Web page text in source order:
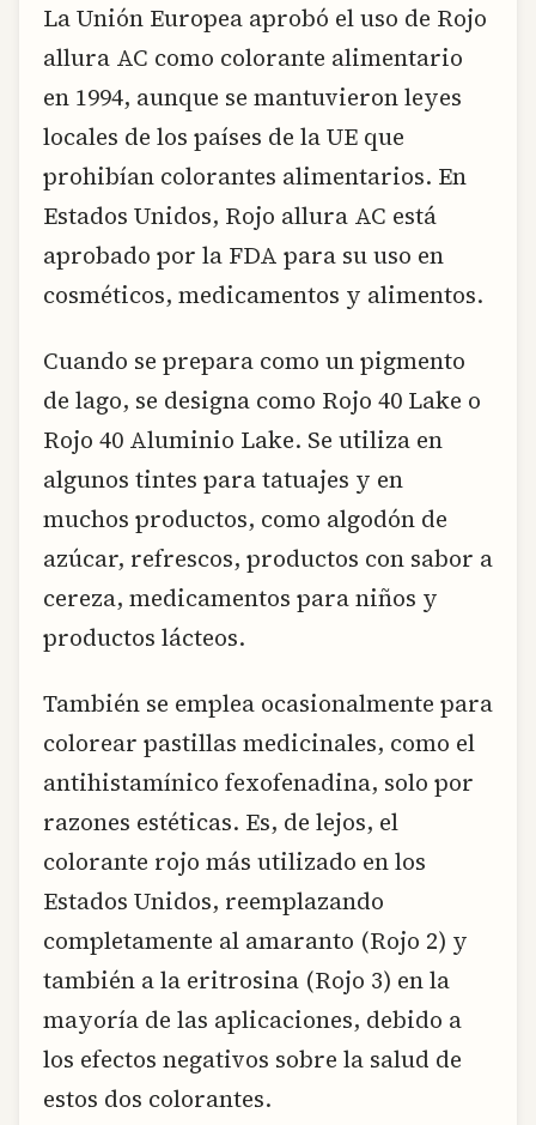
La Unión Europea aprobó el uso de Rojo
allura AC como colorante alimentario
en 1994, aunque se mantuvieron leyes
locales de los países de la UE que
prohibían colorantes alimentarios. En
Estados Unidos, Rojo allura AC está
aprobado por la FDA para su uso en
cosméticos, medicamentos y alimentos.
Cuando se prepara como un pigmento
de lago, se designa como Rojo 40 Lake o
Rojo 40 Aluminio Lake. Se utiliza en
algunos tintes para tatuajes y en
muchos productos, como algodón de
azúcar, refrescos, productos con sabor a
cereza, medicamentos para niños y
productos lácteos.
También se emplea ocasionalmente para
colorear pastillas medicinales, como el
antihistamínico fexofenadina, solo por
razones estéticas. Es, de lejos, el
colorante rojo más utilizado en los
Estados Unidos, reemplazando
completamente al amaranto (Rojo 2) y
también a la eritrosina (Rojo 3) en la
mayoría de las aplicaciones, debido a
los efectos negativos sobre la salud de
estos dos colorantes.